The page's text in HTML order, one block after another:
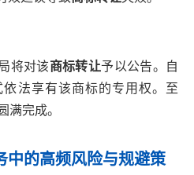
将对该商标转让予以公告。自
法享有该商标的专用权。至
满完成。
中的高频风险与规避策